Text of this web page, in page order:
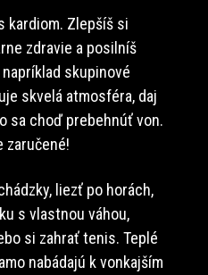
kardiom. Zlepšíš si
zdravie a posilníš
skupinové
skvelá atmosféra, daj
sa choď prebehnúť von.
zaručené!
liezť po horách,
s vlastnou váhou,
si zahrať tenis. Teplé
nabádajú k vonkajším